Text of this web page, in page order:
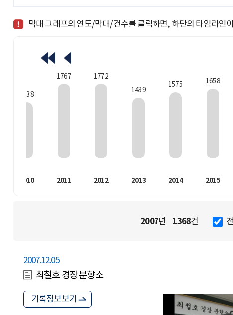
막대 그래프의 연도/막대/건수를 클릭하면, 하단의 타임라인
1338
2010
1767
2011
1772
2012
1439
2013
1575
2014
1658
2015
2007년 1368건
2007.12.05
최철호 경장 분향소
기록정보보기